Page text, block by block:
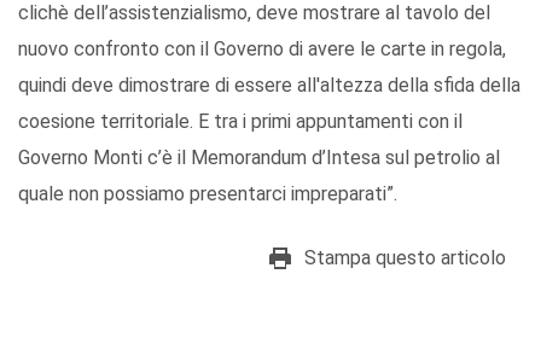
clichè dell’assistenzialismo, deve mostrare al tavolo del
nuovo confronto con il Governo di avere le carte in regola,
quindi deve dimostrare di essere all'altezza della sfida della
coesione territoriale. E tra i primi appuntamenti con il
Governo Monti c’è il Memorandum d’Intesa sul petrolio al
quale non possiamo presentarci impreparati”.
Stampa questo articolo